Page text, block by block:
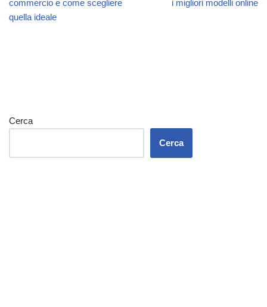
commercio e come scegliere
quella ideale
i migliori modelli online
Cerca
Cerca